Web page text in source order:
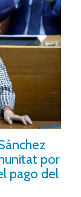
por
pago del